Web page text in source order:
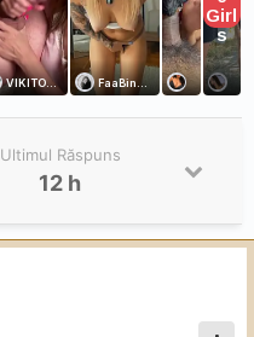
Ultimul Răspuns
12 h